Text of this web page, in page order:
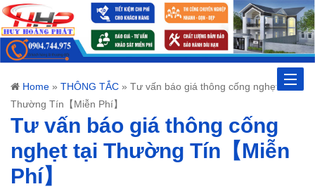
Toggle
Home » THÔNG TẮC » Tư vấn báo giá thông cống nghẹt tại
Thường Tín【Miễn Phí】
Tư vấn báo giá thông cống
nghẹt tại Thường Tín【Miễn
Phí】